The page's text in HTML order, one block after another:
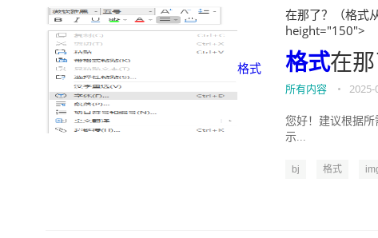
格式
在那了？（格式
height="150">
格式在
所有内容 • 2025-
您好！建议根据
示...
bj 格式